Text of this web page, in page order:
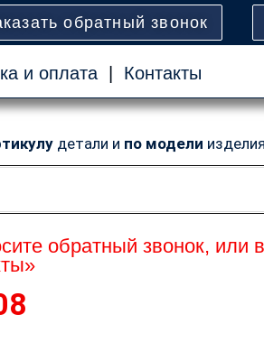
обратный звонок
и оплата| Контакты
детали и по модели изделия
обратный звонок, или